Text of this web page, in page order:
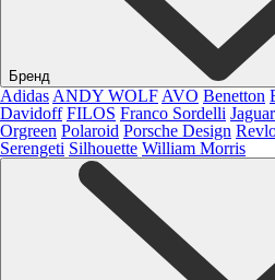
Бренд
Adidas ANDY WOLF AVO Benetton
Davidoff FILOS Franco Sordelli Jaguar
Orgreen Polaroid Porsche Design
Serengeti Silhouette William Morris